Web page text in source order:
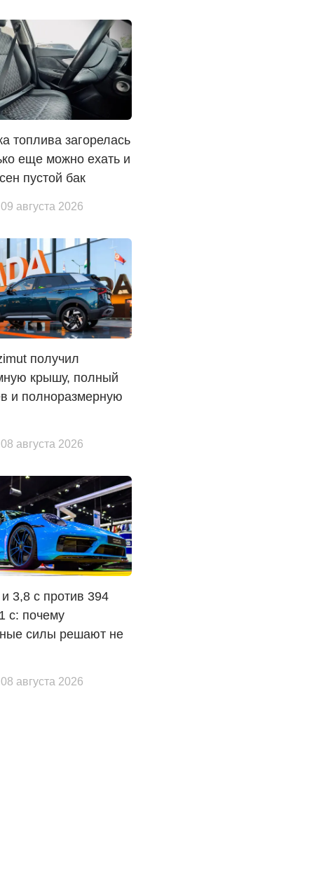
топлива загорелась
еще можно ехать и
пустой бак
августа 2026
получил
крышу, полный
и полноразмерную
августа 2026
3,8 с против 394
с: почему
силы решают не
августа 2026